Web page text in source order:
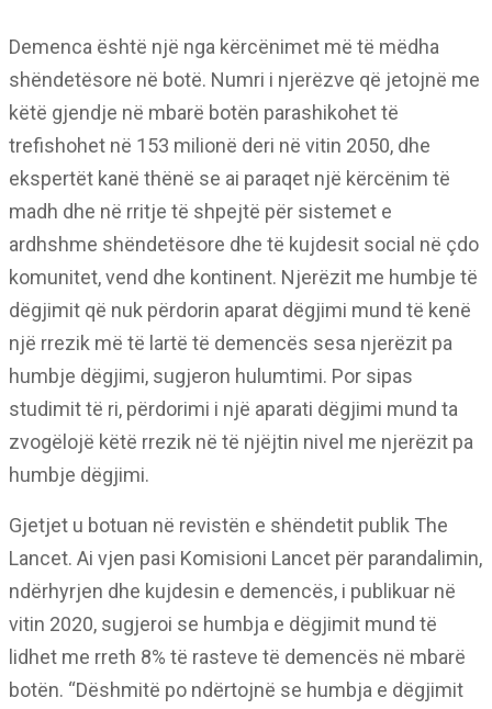
Demenca është një nga kërcënimet më të mëdha
shëndetësore në botë. Numri i njerëzve që jetojnë me
këtë gjendje në mbarë botën parashikohet të
trefishohet në 153 milionë deri në vitin 2050, dhe
ekspertët kanë thënë se ai paraqet një kërcënim të
madh dhe në rritje të shpejtë për sistemet e
ardhshme shëndetësore dhe të kujdesit social në çdo
komunitet, vend dhe kontinent. Njerëzit me humbje të
dëgjimit që nuk përdorin aparat dëgjimi mund të kenë
një rrezik më të lartë të demencës sesa njerëzit pa
humbje dëgjimi, sugjeron hulumtimi. Por sipas
studimit të ri, përdorimi i një aparati dëgjimi mund ta
zvogëlojë këtë rrezik në të njëjtin nivel me njerëzit pa
humbje dëgjimi.
Gjetjet u botuan në revistën e shëndetit publik The
Lancet. Ai vjen pasi Komisioni Lancet për parandalimin,
ndërhyrjen dhe kujdesin e demencës, i publikuar në
vitin 2020, sugjeroi se humbja e dëgjimit mund të
lidhet me rreth 8% të rasteve të demencës në mbarë
botën. “Dëshmitë po ndërtojnë se humbja e dëgjimit